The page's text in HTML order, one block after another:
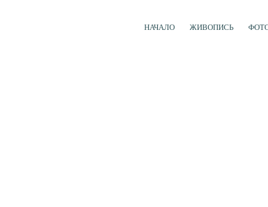
НАЧАЛО ЖИВОПИСЬ